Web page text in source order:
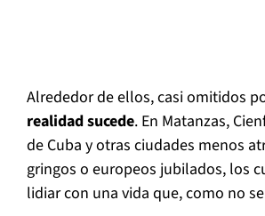
Alrededor de ellos, casi omitidos
realidad sucede. En Matanzas,
de Cuba y otras ciudades menos
gringos o europeos jubilados, los
lidiar con una vida que, como no